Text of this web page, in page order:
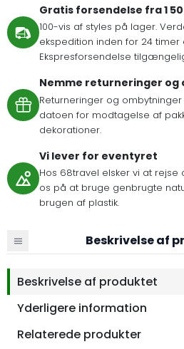
Gratis forsendelse fra 1
100-vis af styles på lager.
ekspedition inden for 24
Ekspresforsendelse
Nemme returneringer og
Returneringer og
datoen for modtagelse af
dekorationer.
Vi lever for eventyret
Hos 68travel elsker vi at
os på at bruge genbrugte
brugen af plastik.
Beskrivelse af
Beskrivelse af produktet
Yderligere information
Relaterede produkter